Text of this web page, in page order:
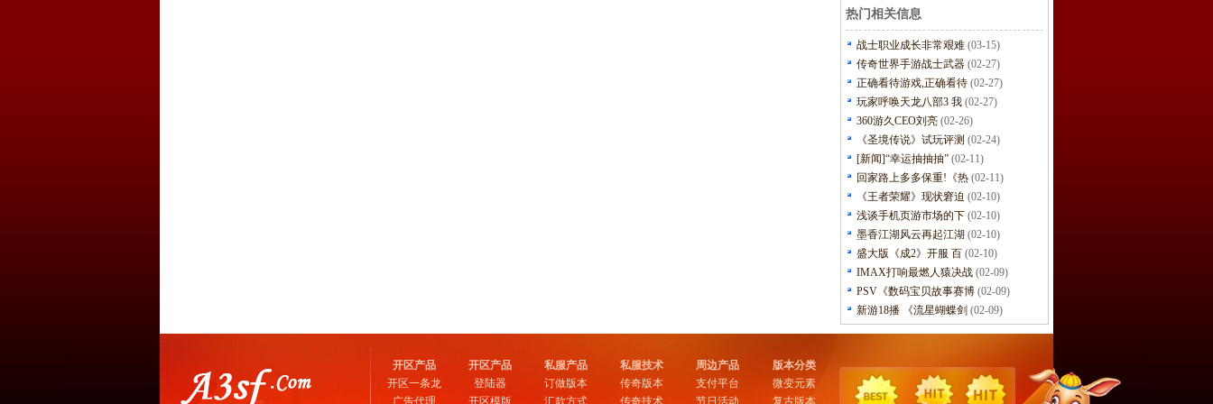
热门相关信息
战士职业成长非常艰难 (03-15)
传奇世界手游战士武器 (02-27)
正确看待游戏,正确看待 (02-27)
玩家呼唤天龙八部3 我 (02-27)
360游久CEO刘亮 (02-26)
《圣境传说》试玩评测 (02-24)
[新闻]“幸运抽抽抽” (02-11)
回家路上多多保重!《热 (02-11)
《王者荣耀》现状窘迫 (02-10)
浅谈手机页游市场的下 (02-10)
墨香江湖风云再起江湖 (02-10)
盛大版《成2》开服 百 (02-10)
IMAX打响最燃人猿决战 (02-09)
PSV《数码宝贝故事赛博 (02-09)
新游18播 《流星蝴蝶剑 (02-09)
开区产品
开区一条龙
广告代理
开区产品
登陆器
开区模版
私服产品
订做版本
汇款方式
私服技术
传奇版本
传奇技术
周边产品
支付平台
节日活动
版本分类
微变元素
复古版本